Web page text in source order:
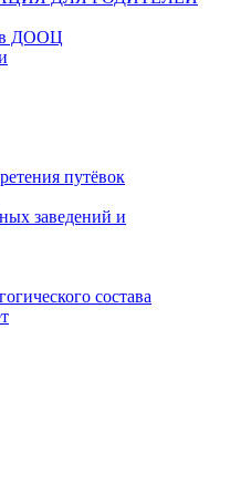
в ДООЦ
путёвок
заведений и
состава